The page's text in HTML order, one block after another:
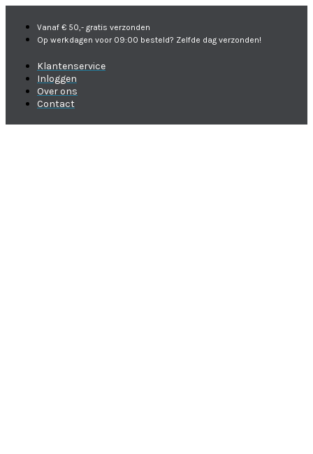
Vanaf € 50,- gratis verzonden
Op werkdagen voor 09:00 besteld? Zelfde dag verzonden!
Klantenservice
Inloggen
Over ons
Contact